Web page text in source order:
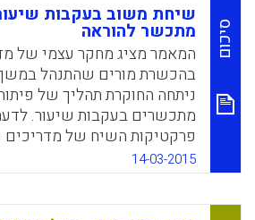
WhatsApp
Facebook
Email
X
סיכום
שיחת משוב בעקבות
מתכשר להוראה
המאמר מציג מחקר עצמי של
בהכשרת מורים שהתנהל
ניתחה החוקרת תהליך של
מתכשרים בעקבות שיעור.
פרקטיקות השיח של מדריכים
מתכשרים להוראה חשוב שכן
המתכשר לבין מעשה ההוראה,
14-03-2015